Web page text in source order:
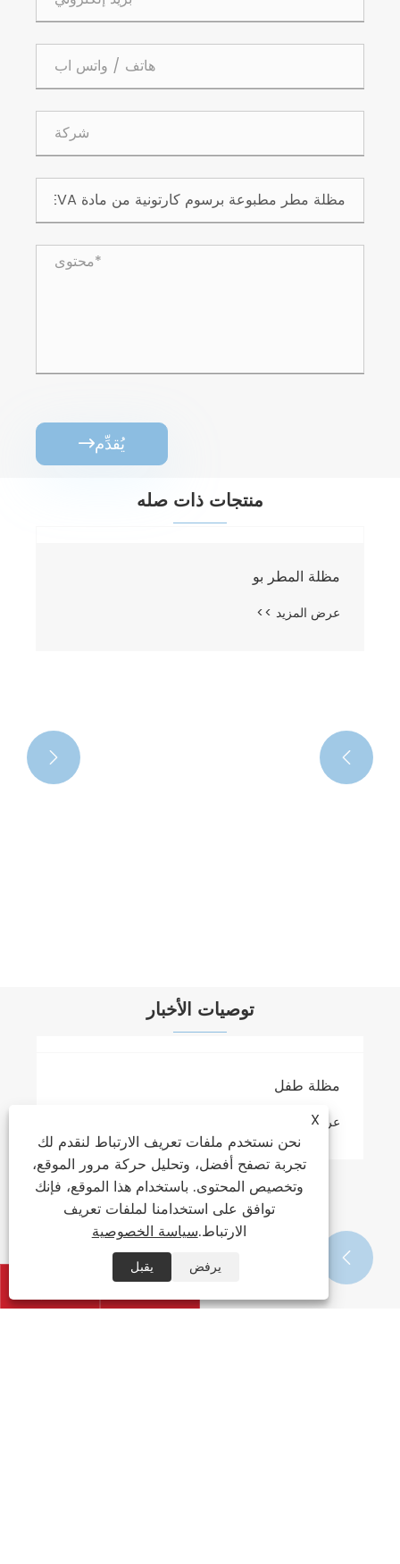
يُقدِّم
منتجات ذات صله


توصيات الأخبار

X
نحن نستخدم ملفات تعريف الارتباط لنقدم لك
تجربة تصفح أفضل، وتحليل حركة مرور الموقع،
وتخصيص المحتوى. باستخدام هذا الموقع، فإنك
توافق على استخدامنا لملفات تعريف
الارتباط.سياسة الخصوصية
يرفض يقبل